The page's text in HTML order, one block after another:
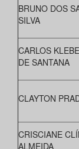
BRUNO DOS
SILVA
CARLOS
DE SANTANA
CLAYTON
CRISCIANE
ALMEIDA